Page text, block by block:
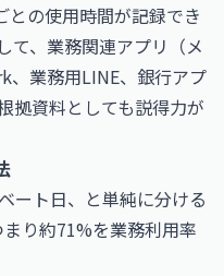
の使用時間が記録でき
て、業務関連アプリ（メ
業務用LINE、銀行アプ
拠資料としても説得力が
ート日、と単純に分ける
り約71%を業務利用率